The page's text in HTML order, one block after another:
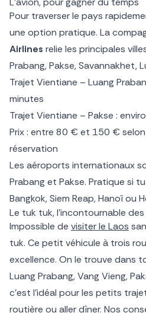
Pour traverser le pays
une option pratique. La
Airlines relie les principales
Prabang, Pakse, Savannakhet,
Trajet Vientiane – Luang
minutes
Trajet Vientiane – Pakse :
Prix : entre 80 € et 150 €
réservation
Les aéroports internationaux
Prabang et Pakse. Pratique si
Bangkok, Siem Reap, Hanoï ou
Le tuk tuk, l’incontournable des
Impossible de visiter le Laos
tuk. Ce petit véhicule à trois
excellence. On le trouve dans
Luang Prabang, Vang Vieng,
c’est l’idéal pour les petits
routière ou aller dîner. Nos